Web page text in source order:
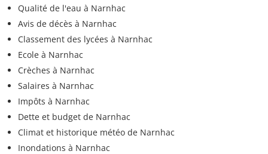
Qualité de l'eau à Narnhac
Avis de décès à Narnhac
Classement des lycées à Narnhac
Ecole à Narnhac
Crèches à Narnhac
Salaires à Narnhac
Impôts à Narnhac
Dette et budget de Narnhac
Climat et historique météo de Narnhac
Inondations à Narnhac